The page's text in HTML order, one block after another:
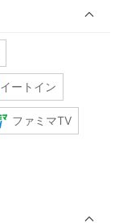
イートイン
ファミマTV